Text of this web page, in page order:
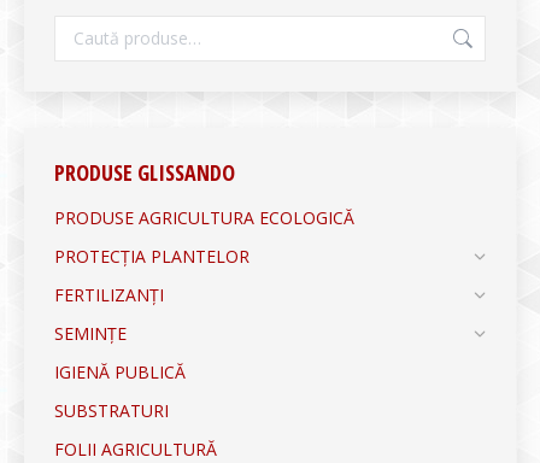
PRODUSE GLISSANDO
PRODUSE AGRICULTURA ECOLOGICĂ
PROTECȚIA PLANTELOR
FERTILIZANȚI
SEMINȚE
IGIENĂ PUBLICĂ
SUBSTRATURI
FOLII AGRICULTURĂ